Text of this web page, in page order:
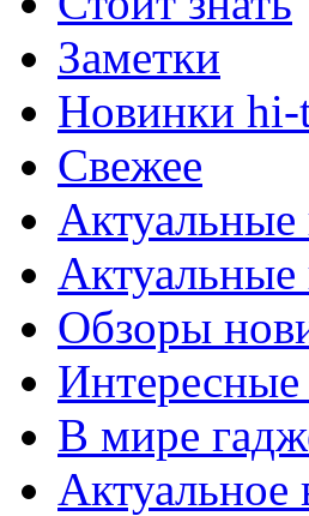
Заметки
Новинки hi-
Свежее
Актуальные
Обзоры
В мире